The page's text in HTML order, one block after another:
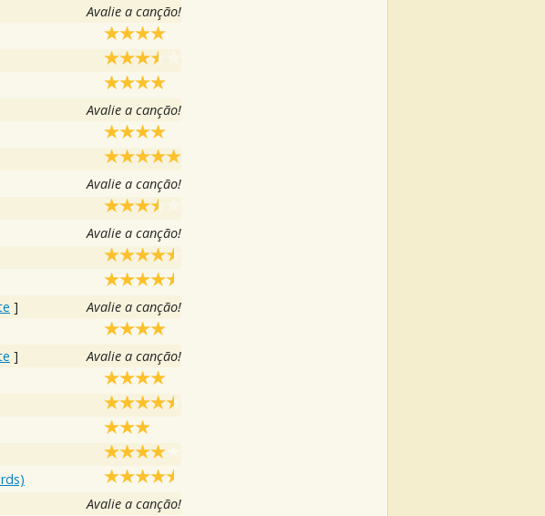
Avalie a canção!
Avalie a canção!
Avalie a canção!
Avalie a canção!
] Avalie a canção!
] Avalie a canção!
Avalie a canção!